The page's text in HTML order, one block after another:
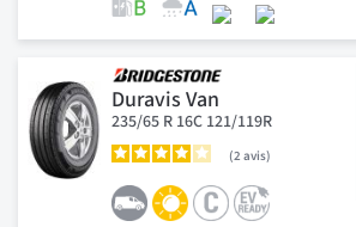
Duravis Van
235/65 R 16C 121/119R
2 avis